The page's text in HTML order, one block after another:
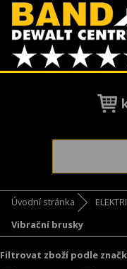
Úvodní stránka
Vibrační brusky
Filtrovat zboží podle